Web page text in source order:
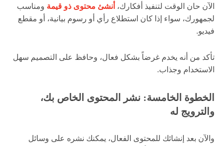
الآن حان الوقت لتنفيذ أفكارك، أنشئ محتوى ذو قيمة ومناسب
لجمهورك، سواء إذا كان استطلاع رأي أو رسوم بيانية، أو مقطع
فيديو.
تأكد من أنه يخدم غرضاً بشكل فعال، وحافظ على التصميم سهل
الاستخدام وجذاب.
الخطوة الخامسة: نشر المحتوى الخاص بك،
والترويج له
والآن بعد إنشائك للمحتوى الفعال، يمكنك نشره على وسائل